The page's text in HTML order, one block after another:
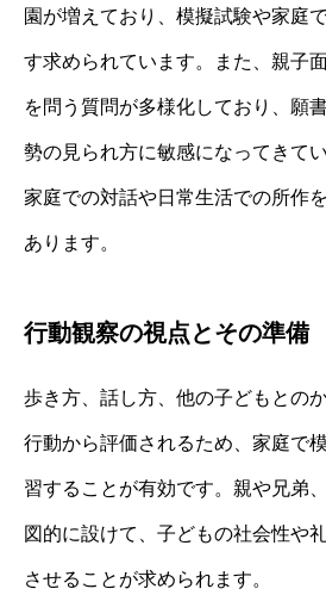
園が増えており、模擬試験や家庭
す求められています。また、親子
を問う質問が多様化しており、願
勢の見られ方に敏感になってきて
家庭での対話や日常生活での所作
あります。
行動観察の視点とその準備
歩き方、話し方、他の子どもとの
行動から評価されるため、家庭で
習することが有効です。親や兄弟
図的に設けて、子どもの社会性や
させることが求められます。